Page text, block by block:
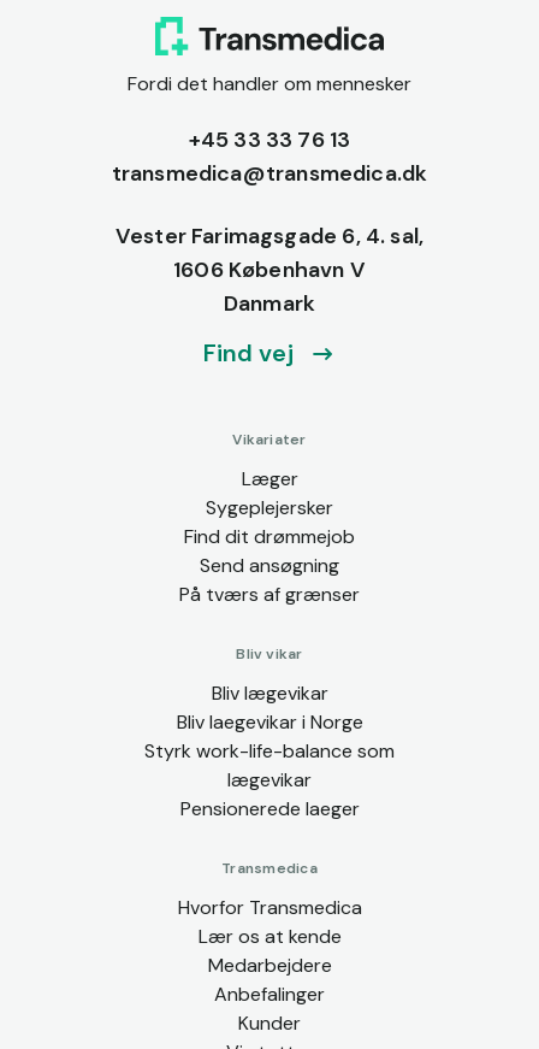
Fordi det handler om mennesker
+45 33 33 76 13
transmedica@transmedica.dk
Vester Farimagsgade 6, 4. sal,
1606 København V
Danmark
Find vej
Vikariater
Læger
Sygeplejersker
Find dit drømmejob
Send ansøgning
På tværs af grænser
Bliv vikar
Bliv lægevikar
Bliv laegevikar i Norge
Styrk work-life-balance som
lægevikar
Pensionerede laeger
Transmedica
Hvorfor Transmedica
Lær os at kende
Medarbejdere
Anbefalinger
Kunder